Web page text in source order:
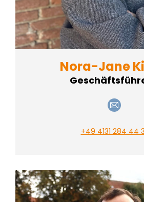
Nora-Jane
+49 4131 284 44
E-